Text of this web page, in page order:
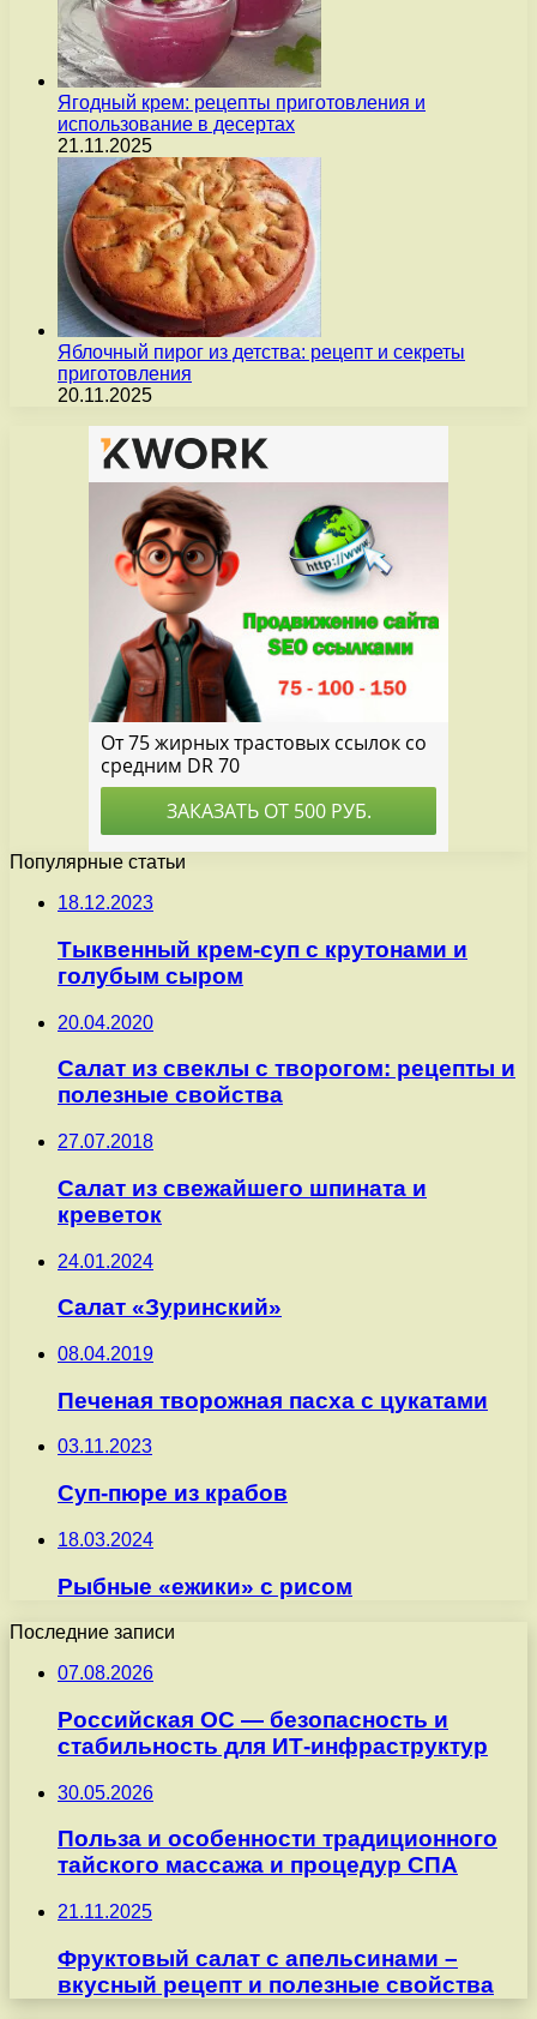
Ягодный крем: рецепты приготовления и
использование в десертах
21.11.2025
Яблочный пирог из детства: рецепт и секреты
приготовления
20.11.2025
Популярные статьи
18.12.2023
Тыквенный крем-суп с крутонами и
голубым сыром
20.04.2020
Салат из свеклы с творогом: рецепты и
полезные свойства
27.07.2018
Салат из свежайшего шпината и
креветок
24.01.2024
Салат «Зуринский»
08.04.2019
Печеная творожная пасха с цукатами
03.11.2023
Суп-пюре из крабов
18.03.2024
Рыбные «ежики» с рисом
Последние записи
07.08.2026
Российская ОС — безопасность и
стабильность для ИТ-инфраструктур
30.05.2026
Польза и особенности традиционного
тайского массажа и процедур СПА
21.11.2025
Фруктовый салат с апельсинами –
вкусный рецепт и полезные свойства